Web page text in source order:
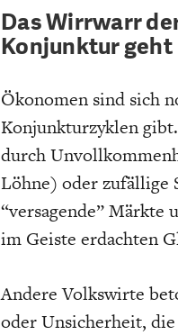
Das Wirrwarr
Konjunktur geht
Ökonomen sind sich
Konjunkturzyklen
durch
Löhne) oder zufällige
“versagende” Märkte
im Geiste erdachten
Andere Volkswirte
oder Unsicherheit,